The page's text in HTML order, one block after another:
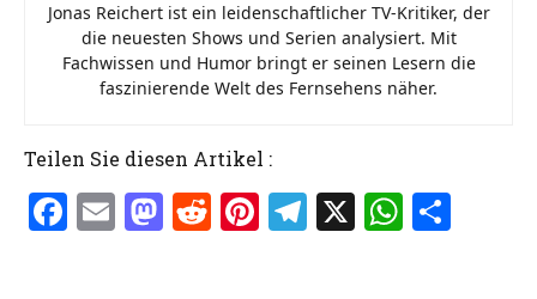
Jonas Reichert ist ein leidenschaftlicher TV-Kritiker, der
die neuesten Shows und Serien analysiert. Mit
Fachwissen und Humor bringt er seinen Lesern die
faszinierende Welt des Fernsehens näher.
Teilen Sie diesen Artikel :
F E M R Pi T X W